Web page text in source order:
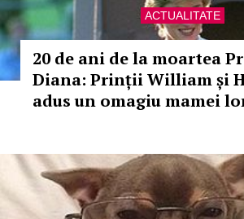
ACTUALITATE
20 de ani de la moartea
Diana: Prinții William și
adus un omagiu mamei